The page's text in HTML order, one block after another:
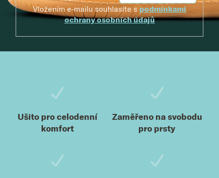
Vložením e-mailu souhlasíte s podmínkami
ochrany osobních údajů
Ušito pro celodenní
komfort
Zaměřeno na svobodu
pro prsty